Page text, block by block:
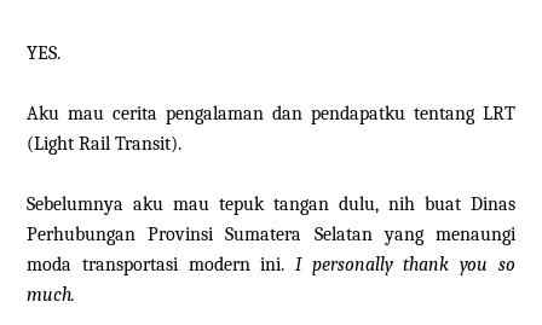
YES.
Aku mau cerita pengalaman dan pendapatku tentang LRT
(Light Rail Transit).
Sebelumnya aku mau tepuk tangan dulu, nih buat Dinas
Perhubungan Provinsi Sumatera Selatan yang menaungi
moda transportasi modern ini. I personally thank you so
much.